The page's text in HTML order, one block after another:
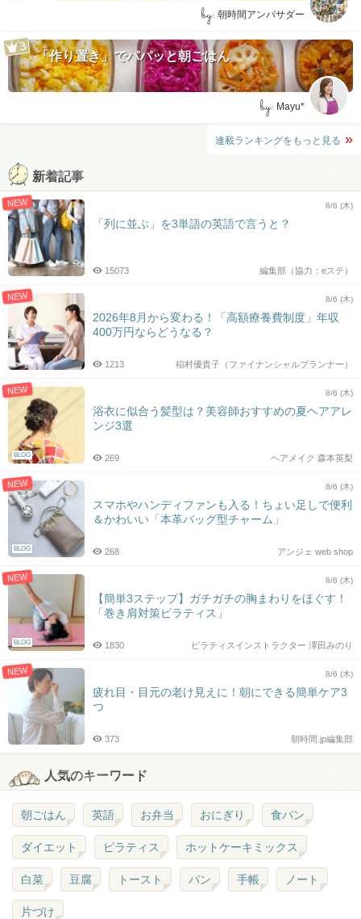
by: 朝時間アンバサダー
「作り置き」でパパッと朝ごはん
by: Mayu*
連載ランキングをもっと見る
新着記事
NEW 8/6 (木)
「列に並ぶ」を3単語の英語で言うと？
編集部（協力：eステ）
15073
NEW 8/6 (木)
2026年8月から変わる！「高額療養費制度」年収
400万円ならどうなる？
稲村優貴子（ファイナンシャルプランナー）
1213
NEW
BLOG
8/6 (木)
浴衣に似合う髪型は？美容師おすすめの夏ヘアアレ
ンジ3選
ヘアメイク 森本英梨
269
NEW
BLOG
8/6 (木)
スマホやハンディファンも入る！ちょい足しで便利
＆かわいい「本革バッグ型チャーム」
アンジェ web shop
268
NEW
BLOG
8/6 (木)
【簡単3ステップ】ガチガチの胸まわりをほぐす！
「巻き肩対策ピラティス」
ピラティスインストラクター 澤田みのり
1830
NEW 8/6 (木)
疲れ目・目元の老け見えに！朝にできる簡単ケア3
つ
朝時間.jp編集部
373
人気のキーワード
朝ごはん 英語 お弁当 おにぎり 食パン
ダイエット ピラティス ホットケーキミックス
白菜 豆腐 トースト パン 手帳 ノート
片づけ